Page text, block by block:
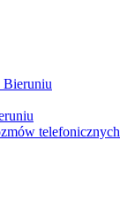
Bieruniu
telefonicznych